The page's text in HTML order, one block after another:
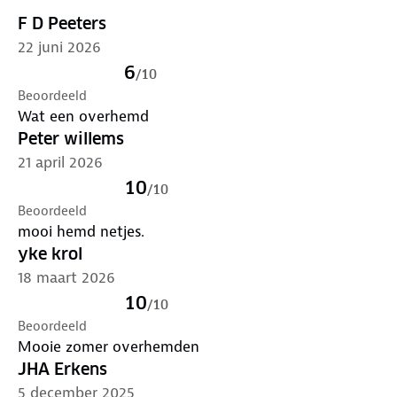
F D Peeters
22 juni 2026
6/10
Beoordeeld
Wat een overhemd
Peter willems
21 april 2026
10/10
Beoordeeld
mooi hemd netjes.
yke krol
18 maart 2026
10/10
Beoordeeld
Mooie zomer overhemden
JHA Erkens
5 december 2025